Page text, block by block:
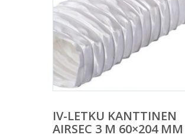
IV-LETKU KANTTINEN
AIRSEC 3 M 60×204 MM